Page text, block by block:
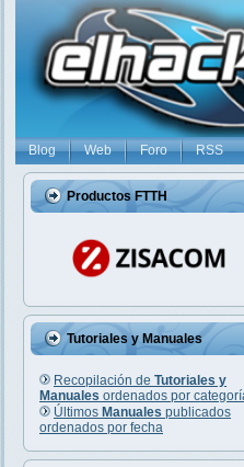
Blog Web Foro RSS
Productos FTTH
Tutoriales y Manuales
Recopilación de Tutoriales y
Manuales ordenados por
Últimos Manuales publicados
ordenados por fecha